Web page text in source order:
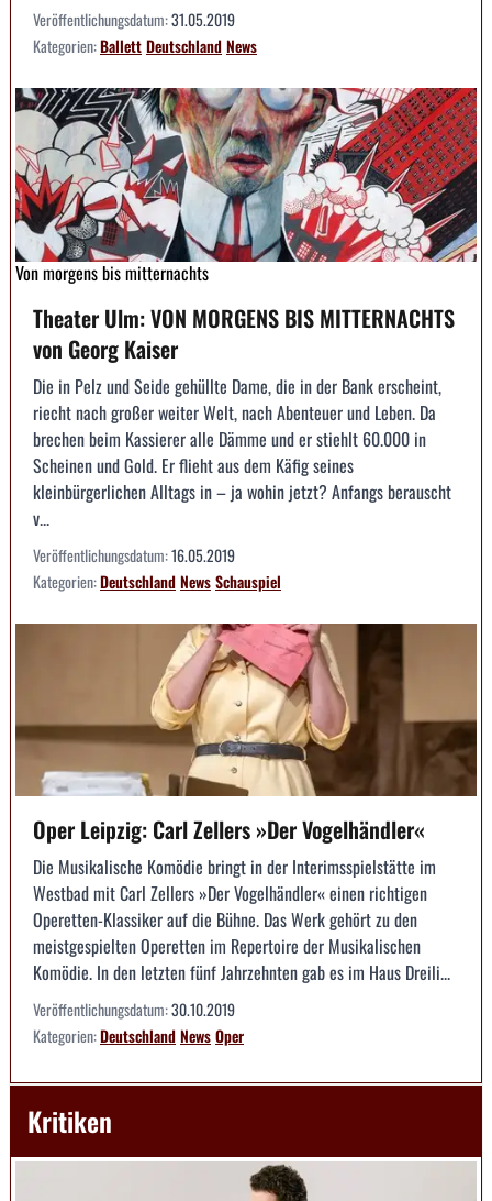
Veröffentlichungsdatum:31.05.2019
Kategorien:BallettDeutschlandNews
Von morgens bis mitternachts
Theater Ulm: VON MORGENS BIS MITTERNACHTS
von Georg Kaiser
Die in Pelz und Seide gehüllte Dame, die in der Bank erscheint,
riecht nach großer weiter Welt, nach Abenteuer und Leben. Da
brechen beim Kassierer alle Dämme und er stiehlt 60.000 in
Scheinen und Gold. Er flieht aus dem Käfig seines
kleinbürgerlichen Alltags in – ja wohin jetzt? Anfangs berauscht
v...
Veröffentlichungsdatum:16.05.2019
Kategorien:DeutschlandNewsSchauspiel
Oper Leipzig: Carl Zellers »Der Vogelhändler«
Die Musikalische Komödie bringt in der Interimsspielstätte im
Westbad mit Carl Zellers »Der Vogelhändler« einen richtigen
Operetten-Klassiker auf die Bühne. Das Werk gehört zu den
meistgespielten Operetten im Repertoire der Musikalischen
Komödie. In den letzten fünf Jahrzehnten gab es im Haus Dreili...
Veröffentlichungsdatum:30.10.2019
Kategorien:DeutschlandNewsOper
Kritiken